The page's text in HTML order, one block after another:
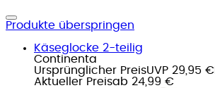
Produkte überspringen
Käseglocke 2-teilig
Continenta
Ursprünglicher PreisUVP 29,95 €
Aktueller Preisab 24,99 €